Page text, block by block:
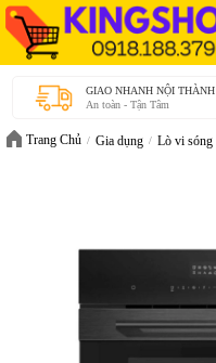
GIAO NHANH NỘI THÀNH
An toàn - Tận Tâm
Trang Chủ Gia dụng Lò vi sóng